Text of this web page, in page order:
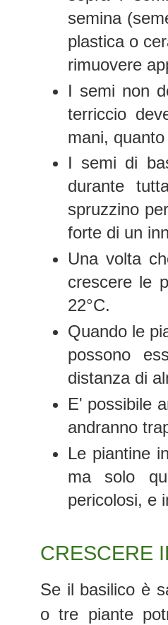
semina
plastica o
rimuovere
I semi non
terriccio
mani,
I semi di
durante
spruzzino
forte di un
Una volta
crescere le
22°C.
Quando le
possono
distanza di
E' possibile
andranno
Le piantine
ma solo
pericolosi, e
CRESCERE
Se il basilico è
o tre piante